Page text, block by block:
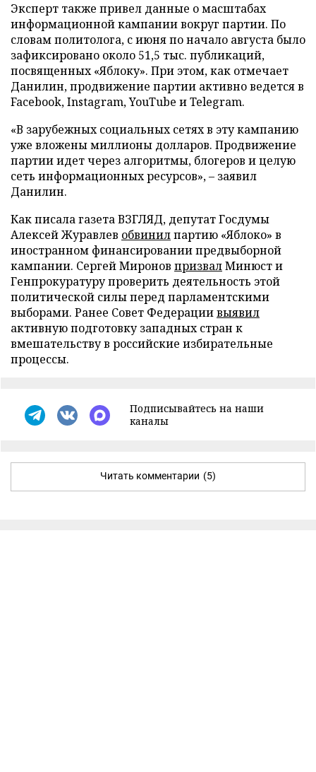
Эксперт также привел данные о масштабах
информационной кампании вокруг партии. По
словам политолога, с июня по начало августа было
зафиксировано около 51,5 тыс. публикаций,
посвященных «Яблоку». При этом, как отмечает
Данилин, продвижение партии активно ведется в
Facebook, Instagram, YouTube и Telegram.
«В зарубежных социальных сетях в эту кампанию
уже вложены миллионы долларов. Продвижение
партии идет через алгоритмы, блогеров и целую
сеть информационных ресурсов», – заявил
Данилин.
Как писала газета ВЗГЛЯД, депутат Госдумы
Алексей Журавлев обвинилпартию «Яблоко» в
иностранном финансировании предвыборной
кампании. Сергей Миронов призвалМинюст и
Генпрокуратуру проверить деятельность этой
политической силы перед парламентскими
выборами. Ранее Совет Федерациивыявил
активную подготовку западных стран к
вмешательству в российские избирательные
процессы.
Подписывайтесь на наши
каналы
Читать комментарии (5)